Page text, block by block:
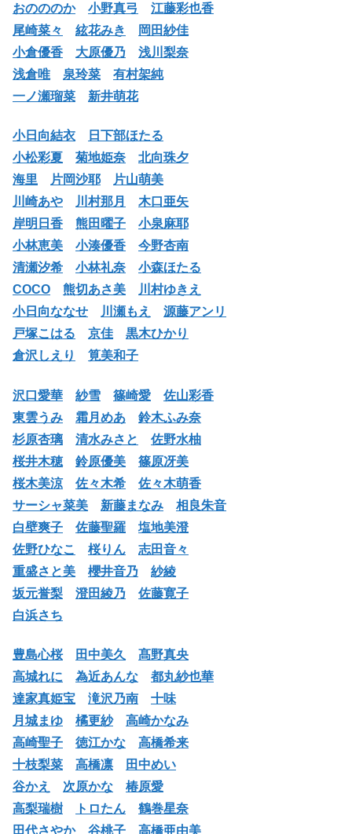
おのののか
小野真弓
江藤彩也香
尾崎菜々
絃花みき
岡田紗佳
小倉優香
大原優乃
浅川梨奈
浅倉唯
泉玲菜
有村架純
一ノ瀬瑠菜
新井萌花
小日向結衣
日下部ほたる
小松彩夏
菊地姫奈
北向珠夕
海里
片岡沙耶
片山萌美
川崎あや
川村那月
木口亜矢
岸明日香
熊田曜子
小泉麻耶
小林恵美
小湊優香
今野杏南
清瀬汐希
小林礼奈
小森ほたる
COCO
熊切あさ美
川村ゆきえ
小日向ななせ
川瀬もえ
源藤アンリ
戸塚こはる
京佳
黒木ひかり
倉沢しえり
筧美和子
沢口愛華 紗雪 篠崎愛
佐山彩香
東雲うみ
霜月めあ
鈴木ふみ奈
杉原杏璃
清水みさと
佐野水柚
桜井木穂
鈴原優美
篠原冴美
桜木美涼
佐々木希
佐々木萌香
サーシャ菜美
新藤まなみ
相良朱音
白壁爽子
佐藤聖羅
塩地美澄
佐野ひなこ
桜りん
志田音々
重盛さと美
櫻井音乃
紗綾
坂元誉梨
澄田綾乃
佐藤寛子
白浜さち
豊島心桜 田中美久
髙野真央
高城れに
為近あんな
都丸紗也華
達家真姫宝
滝沢乃南
十味
月城まゆ
橘更紗
高崎かなみ
高崎聖子
徳江かな
高橋希来
十枝梨菜
高橋凛
田中めい
谷かえ
次原かな
椿原愛
高梨瑞樹
トロたん
鶴巻星奈
田代さやか
谷桃子 高橋亜由美